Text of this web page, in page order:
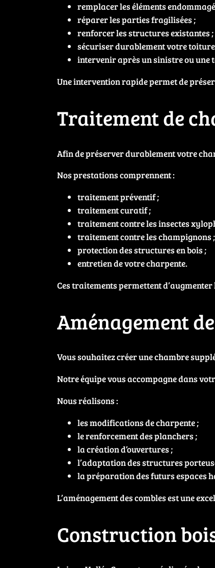
remplacer les éléments
réparer les parties fragilisées ;
renforcer les structures existantes ;
sécuriser durablement votre
intervenir après un sinistre ou une
Une intervention rapide permet de
Traitement de
Afin de préserver durablement votre
Nos prestations comprennent :
traitement préventif ;
traitement curatif ;
traitement contre les insectes
traitement contre les champignons ;
protection des structures en bois ;
entretien de votre charpente.
Ces traitements permettent
Aménagement
Vous souhaitez créer une chambre
Notre équipe vous accompagne dans
Nous réalisons :
les modifications de charpente ;
le renforcement des planchers ;
la création d’ouvertures ;
l’adaptation des structures
la préparation des futurs espaces
L’aménagement des combles est une
Construction